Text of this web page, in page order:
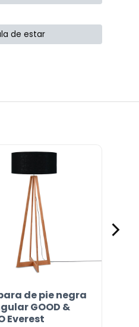
de estar
de pie negra
GOOD &
Everest